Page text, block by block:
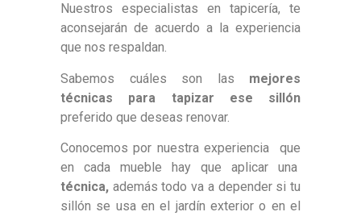
Nuestros especialistas en tapicería, te
aconsejarán de acuerdo a la experiencia
que nos respaldan.
Sabemos cuáles son las mejores
técnicas para tapizar ese sillón
preferido que deseas renovar.
Conocemos por nuestra experiencia que
en cada mueble hay que aplicar una
técnica, además todo va a depender si tu
sillón se usa en el jardín exterior o en el